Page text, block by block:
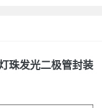
珠发光二极管封装